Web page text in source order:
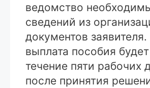
ведомство
сведений из
документов
выплата пособия
течение пяти рабочих
после принятия